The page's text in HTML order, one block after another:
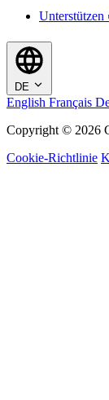
Unterstützen
DE
English Français
Copyright © 2026
Cookie-Richtlinie